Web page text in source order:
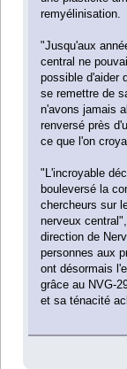
remyélinisation.
"Jusqu'aux
central ne
possible d'aider
se remettre de
n'avons jamais
renversé près
ce que l'on
"L'incroyable
bouleversé la
chercheurs sur
nerveux
direction de
personnes aux
ont désormais
grâce au NVG-
et sa ténacité